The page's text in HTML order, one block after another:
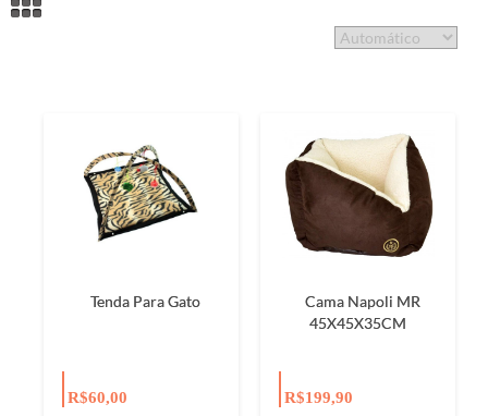
Tenda Para Gato
R$60,00
Cama Napoli MR
45X45X35CM
R$199,90